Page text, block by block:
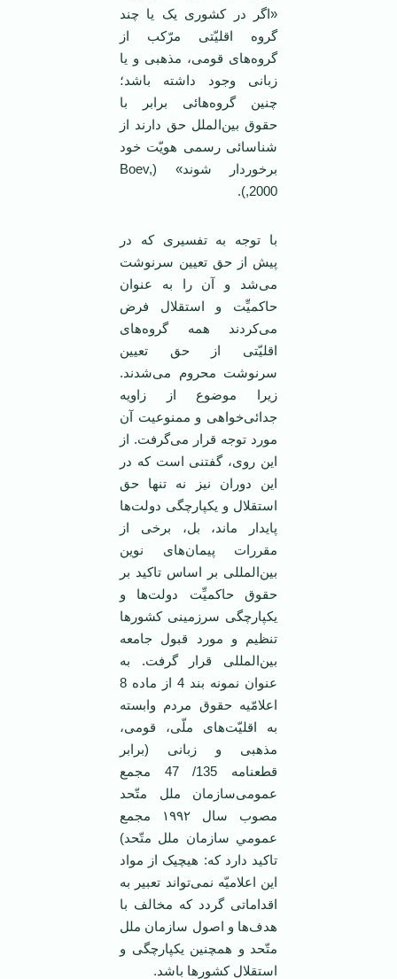
«اگر در کشوری یک یا چند
گروه اقلیّتی مرّکب از
گروه‌های قومی، مذهبی و یا
زبانی وجود داشته باشد؛
چنین گروه‌هائی برابر با
حقوق بین‌الملل حق دارند از
شناسائی رسمی ‌هویّت خود
برخوردار شوند» (Boev,
2000,).
با توجه به تفسیری که در
پیش از حق تعیین سرنوشت
می‌شد و آن را به عنوان
حاکمیِّت و استقلال فرض
می‌کردند همه گروه‌های
اقلیّتی از حق تعیین
سرنوشت محروم می‌شدند.
زیرا موضوع از زاویه
جدائی‌خواهی و ممنوعیت آن
مورد توجه قرار می‌گرفت. از
این روی، گفتنی است که در
این دوران نیز نه تنها حق
استقلال و یکپارچگی دولت‌ها
پایدار ماند، بل، برخی از
مقررات پیمان‌های نوین
بین‌المللی بر اساس تاکید بر
حقوق حاکمیِّت دولت‌ها و
یکپارچگی سرزمینی کشور‌ها
تنظیم و مورد قبول جامعه
بین‌المللی قرار گرفت. به
عنوان نمونه بند 4 از ماده 8
اعلامّیه حقوق مردم وابسته
به اقلیّت‌های ملّی، قومی‌،
مذهبی و زبانی (برابر
قطعنامه 135/ 47 مجمع
عمومی‌سازمان ملل متّحد
مصوب سال ۱۹۹۲ مجمع
عمومي سازمان ملل متّحد)
تاکید دارد که: هیچیک از مواد
این اعلامیّه نمی‌تواند تعبیر به
اقداماتی گردد که مخالف با
هدف‌ها و اصول سازمان ملل
متّحد و همچنین یکپارچگی و
استقلال کشورها باشد.